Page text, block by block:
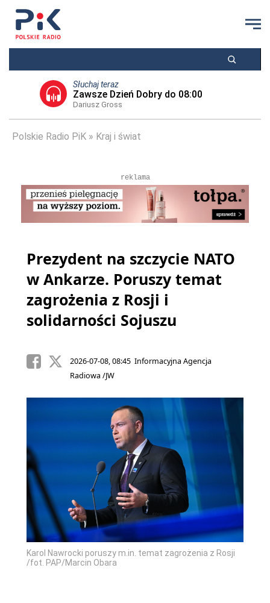
Słuchaj teraz
Zawsze Dzień Dobry do 08:00
Dariusz Gross
Polskie Radio PiK Kraj i świat
reklama
Prezydent na szczycie NATO
w Ankarze. Poruszy temat
zagrożenia z Rosji i
solidarności Sojuszu
2026-07-08, 08:45 Informacyjna Agencja
Radiowa /JW
Karol Nawrocki poruszy m.in. temat zagrożenia z Rosji
/fot. PAP/Marcin Obara